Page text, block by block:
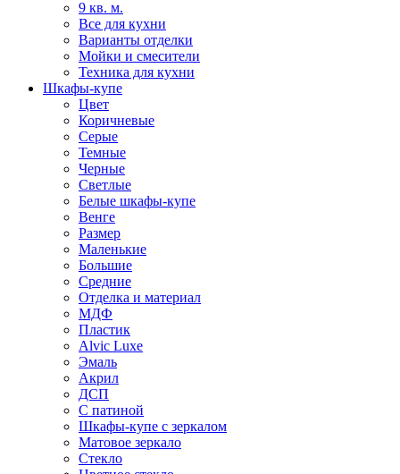
9 кв. м.
Все для кухни
Варианты отделки
Мойки и смесители
Техника для кухни
Шкафы-купе
Цвет
Коричневые
Серые
Темные
Черные
Светлые
Белые шкафы-купе
Венге
Размер
Маленькие
Большие
Средние
Отделка и материал
МДФ
Пластик
Alvic Luxe
Эмаль
Акрил
ДСП
С патиной
Шкафы-купе с зеркалом
Матовое зеркало
Стекло